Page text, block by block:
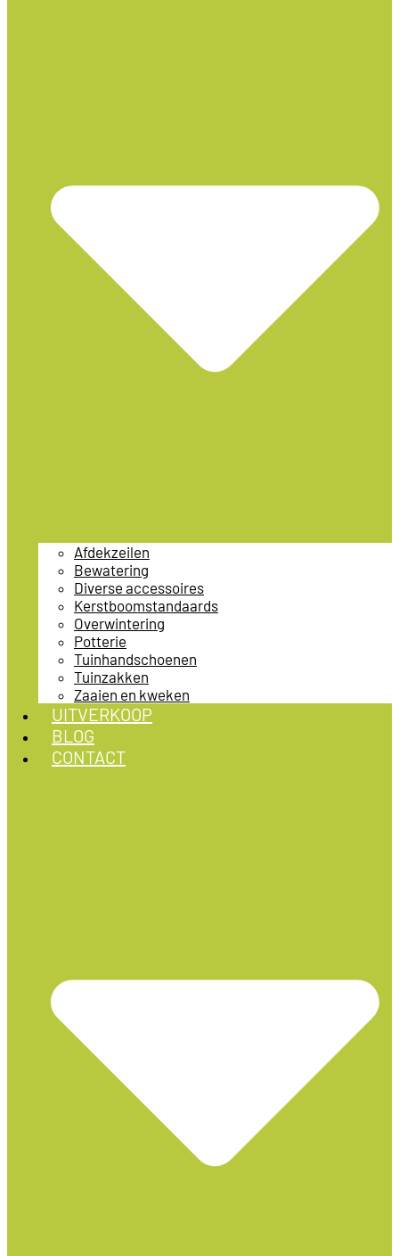
Afdekzeilen
Bewatering
Diverse accessoires
Kerstboomstandaards
Overwintering
Potterie
Tuinhandschoenen
Tuinzakken
Zaaien en kweken
UITVERKOOP
BLOG
CONTACT